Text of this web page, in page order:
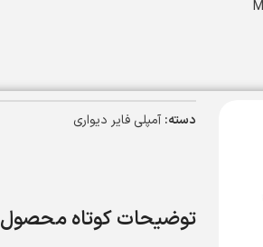
دسته: آمپلی فایر دیواری
توضیحات کوتاه محصول